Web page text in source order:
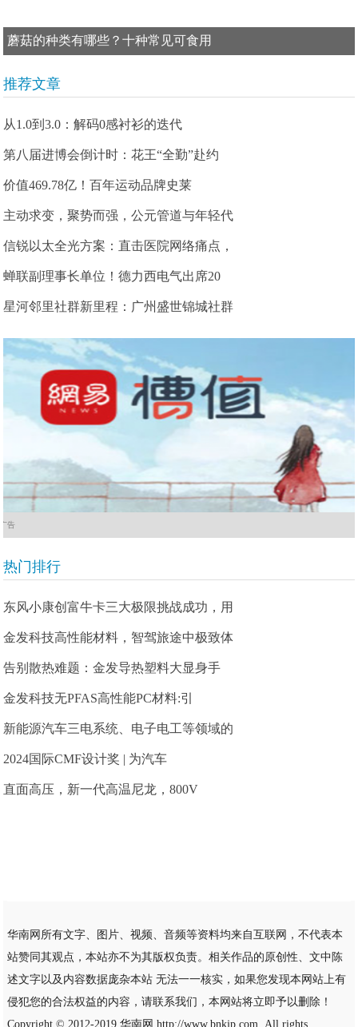
蘑菇的种类有哪些？十种常见可食用
推荐文章
从1.0到3.0：解码0感衬衫的迭代
第八届进博会倒计时：花王“全勤”赴约
价值469.78亿！百年运动品牌史莱
主动求变，聚势而强，公元管道与年轻代
信锐以太全光方案：直击医院网络痛点，
蝉联副理事长单位！德力西电气出席20
星河邻里社群新里程：广州盛世锦城社群
广告
热门排行
东风小康创富牛卡三大极限挑战成功，用
金发科技高性能材料，智驾旅途中极致体
告别散热难题：金发导热塑料大显身手
金发科技无PFAS高性能PC材料:引
新能源汽车三电系统、电子电工等领域的
2024国际CMF设计奖 | 为汽车
直面高压，新一代高温尼龙，800V
华南网所有文字、图片、视频、音频等资料均来自互联网，不代表本
站赞同其观点，本站亦不为其版权负责。相关作品的原创性、文中陈
述文字以及内容数据庞杂本站 无法一一核实，如果您发现本网站上有
侵犯您的合法权益的内容，请联系我们，本网站将立即予以删除！
Copyright © 2012-2019 华南网 http://www.bnkjp.com, All rights